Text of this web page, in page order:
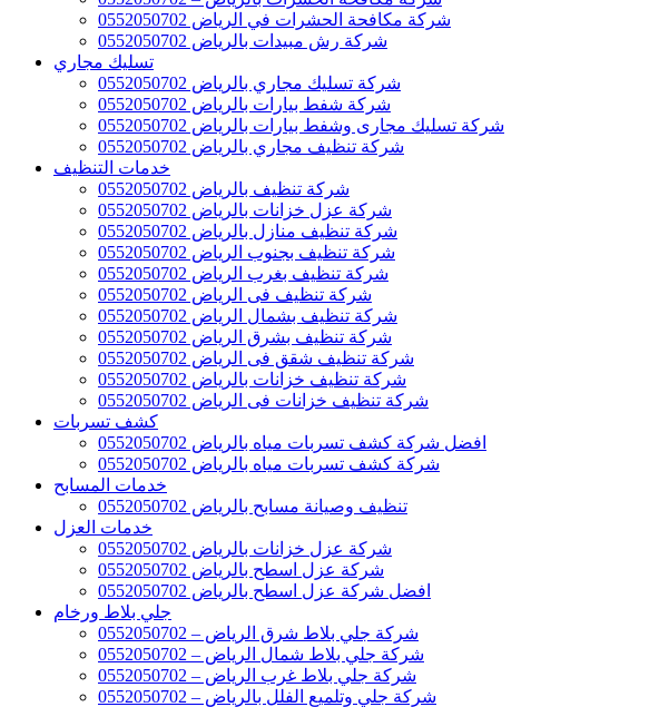
شركة مكافحة الحشرات في الرياض 0552050702
شركة رش مبيدات بالرياض 0552050702
تسليك مجاري
شركة تسليك مجاري بالرياض 0552050702
شركة شفط بيارات بالرياض 0552050702
شركة تسليك مجارى وشفط بيارات بالرياض 0552050702
شركة تنظيف مجاري بالرياض 0552050702
خدمات التنظيف
شركة تنظيف بالرياض 0552050702
شركة عزل خزانات بالرياض 0552050702
شركة تنظيف منازل بالرياض 0552050702
شركة تنظيف بجنوب الرياض 0552050702
شركة تنظيف بغرب الرياض 0552050702
شركة تنظيف فى الرياض 0552050702
شركة تنظيف بشمال الرياض 0552050702
شركة تنظيف بشرق الرياض 0552050702
شركة تنظيف شقق فى الرياض 0552050702
شركة تنظيف خزانات بالرياض 0552050702
شركة تنظيف خزانات فى الرياض 0552050702
كشف تسربات
افضل شركة كشف تسربات مياه بالرياض 0552050702
شركة كشف تسربات مياه بالرياض 0552050702
خدمات المسابح
تنظيف وصيانة مسابح بالرياض 0552050702
خدمات العزل
شركة عزل خزانات بالرياض 0552050702
شركة عزل اسطح بالرياض 0552050702
افضل شركة عزل اسطح بالرياض 0552050702
جلي بلاط ورخام
شركة جلي بلاط شرق الرياض – 0552050702
شركة جلي بلاط شمال الرياض – 0552050702
شركة جلي بلاط غرب الرياض – 0552050702
شركة جلي وتلميع الفلل بالرياض – 0552050702